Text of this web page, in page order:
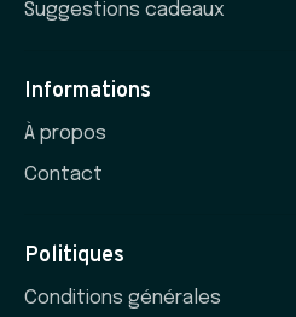
Suggestions cadeaux
Informations
À propos
Contact
Politiques
Conditions générales